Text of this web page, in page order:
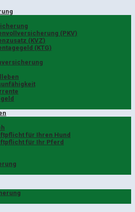
(PKV)
(KVZ)
(KTG)
für Ihren Hund
für Ihr Pferd